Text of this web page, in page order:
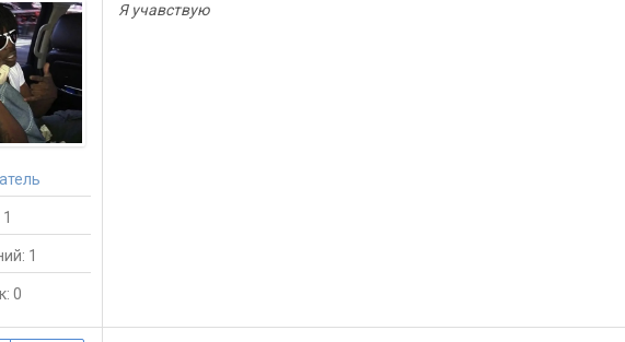
1
0
Я учавствую